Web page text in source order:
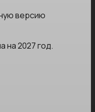
версию
на 2027 год.